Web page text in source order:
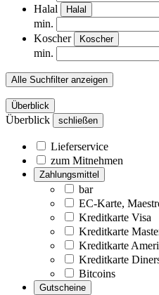
Halal
Halal
min.
Koscher
Koscher
min.
Alle Suchfilter anzeigen
Überblick
Überblick schließen
Lieferservice
zum Mitnehmen
Zahlungsmittel
bar
EC-Karte,
Kreditkarte Visa
Kreditkarte
Kreditkarte
Kreditkarte
Bitcoins
Gutscheine